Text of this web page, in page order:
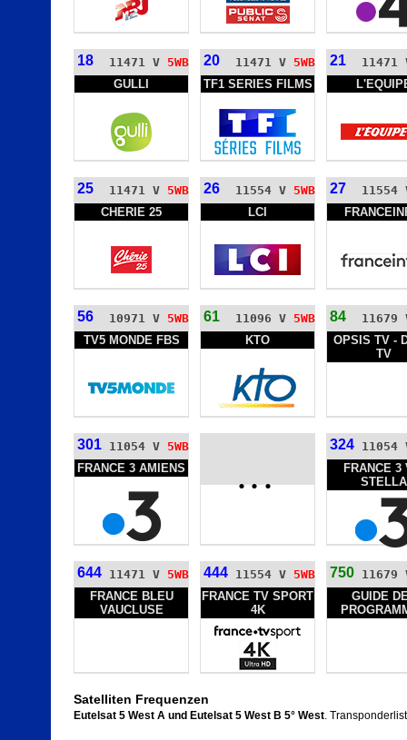
18 11471 V 5WB
GULLI
20 11471 V 5WB
TF1 SERIES FILMS
21
25 11471 V 5WB
CHERIE 25
26 11554 V 5WB
LCI
27
56 10971 V 5WB
TV5 MONDE FBS
61 11096 V 5WB
KTO
84
OPSIS TV -
TV
301 11054 V 5WB
FRANCE 3 AMIENS
...
324
FRANCE 3
STELLA
644 11471 V 5WB
FRANCE BLEU
VAUCLUSE
444 11554 V 5WB
FRANCE TV SPORT
4K
750
GUIDE
Satelliten Frequenzen
Eutelsat 5 West A und Eutelsat 5 West B 5° West.